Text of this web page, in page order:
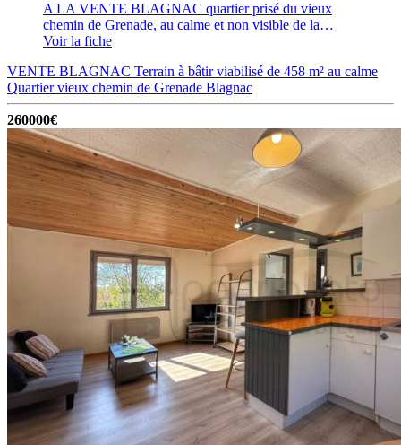
A LA VENTE BLAGNAC quartier prisé du vieux
chemin de Grenade, au calme et non visible de la…
Voir la fiche
VENTE BLAGNAC Terrain à bâtir viabilisé de 458 m² au calme
Quartier vieux chemin de Grenade Blagnac
260000€